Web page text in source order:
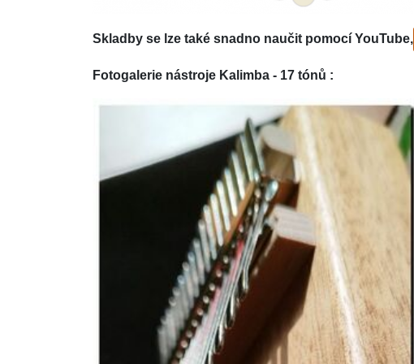
Skladby se lze také snadno naučit pomocí YouTube,
Fotogalerie nástroje Kalimba - 17 tónů :